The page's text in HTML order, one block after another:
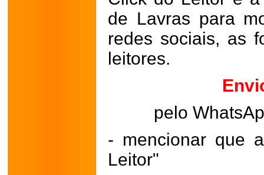
de Lavras para
redes sociais, as
leitores.
pelo
- mencionar que
Leitor"